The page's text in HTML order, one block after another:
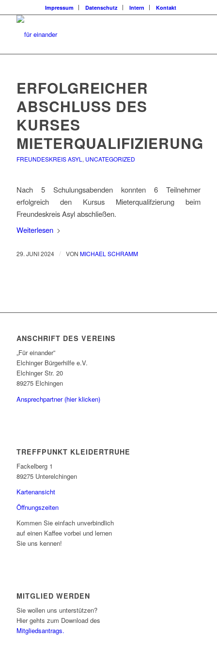
Impressum Datenschutz Intern Kontakt
ERFOLGREICHER
ABSCHLUSS DES
KURSES
MIETERQUALIFIZIERUNG
FREUNDESKREIS ASYL , UNCATEGORIZED
Nach 5 Schulungsabenden konnten 6 Teilnehmer
erfolgreich den Kursus Mieterqualifzierung beim
Freundeskreis Asyl abschließen.
Weiterlesen
29. JUNI 2024 / VON MICHAEL SCHRAMM
ANSCHRIFT DES VEREINS
„Für einander”
Elchinger Bürgerhilfe e.V.
Elchinger Str. 20
89275 Elchingen
Ansprechpartner (hier klicken)
TREFFPUNKT KLEIDERTRUHE
Fackelberg 1
89275 Unterelchingen
Kartenansicht
Öffnungszeiten
Kommen Sie einfach unverbindlich
auf einen Kaffee vorbei und lernen
Sie uns kennen!
MITGLIED WERDEN
Sie wollen uns unterstützen?
Hier gehts zum Download des
Mitgliedsantrags.